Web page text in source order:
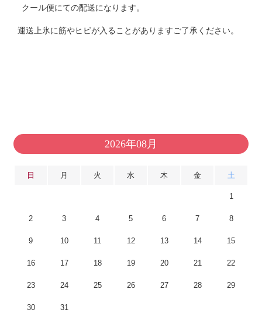
クール便にての配送になります。
運送上氷に筋やヒビが入ることがありますご了承ください。
2026年08月
日 月 火 水 木 金 土
1
2 3 4 5 6 7 8
9 10 11 12 13 14 15
16 17 18 19 20 21 22
23 24 25 26 27 28 29
30 31